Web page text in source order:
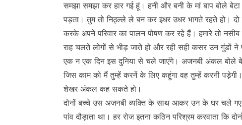
समझा समझा कर हार गई हूं। हनी और बनी के मां बाप बोले
पड़ता। तुम तो निठ्ल्ले ले बन कर इधर उधर भागते रहते हो।
करके अपने परिवार का पालन पोषण कर रहे हैं। हमारे तो
राह चलते लोगों से भीड़ जाते हो और रही सही कसर उन गुंडों ने
एक न एक दिन इस दुनिया से चले जाएंगे। अजनबी अंकल बोले
जिस काम को मैं तुम्हें करनें के लिए कहूंगा वह तुम्हें करनी
शेखर अंकल कह सकते हो।
दोनों बच्चे उस अजनबी व्यक्ति के साथ आकर उन के घर चले
पांव दौड़ाता था। हर रोज इतना कठिन परिश्रम करवाता